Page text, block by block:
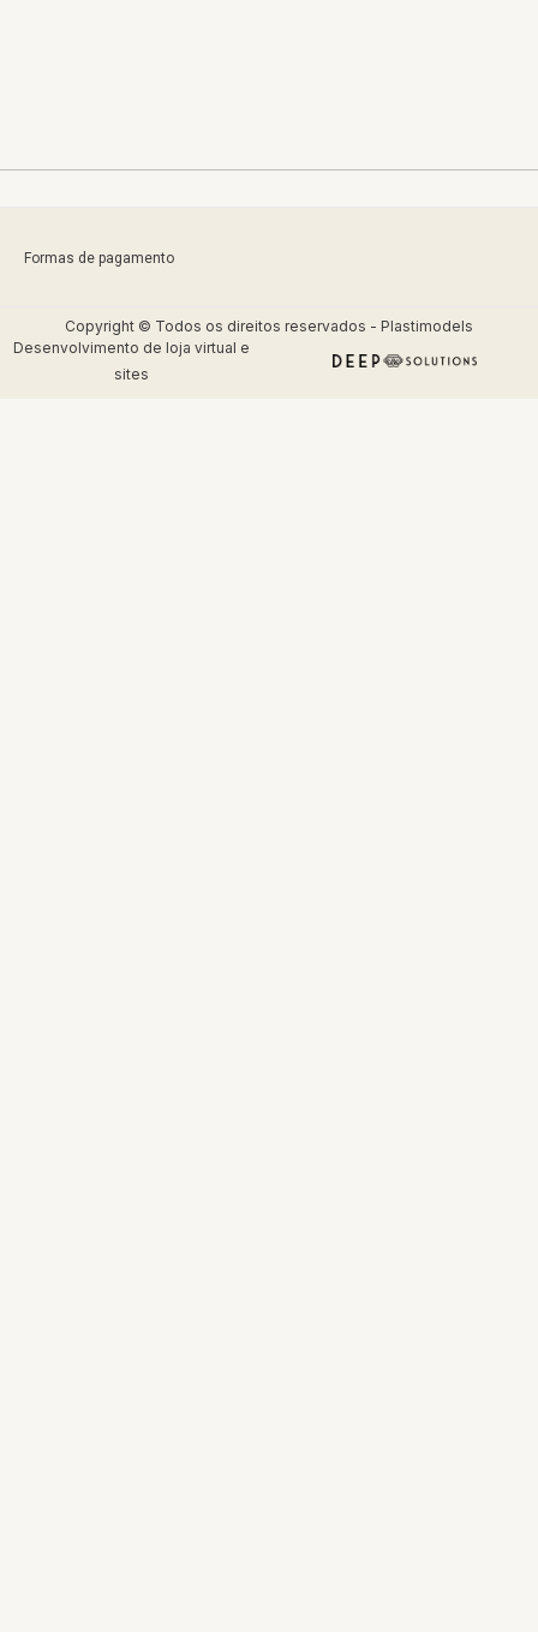
Formas de pagamento
Copyright © Todos os direitos reservados - Plastimodels
Desenvolvimento de loja virtual e
sites